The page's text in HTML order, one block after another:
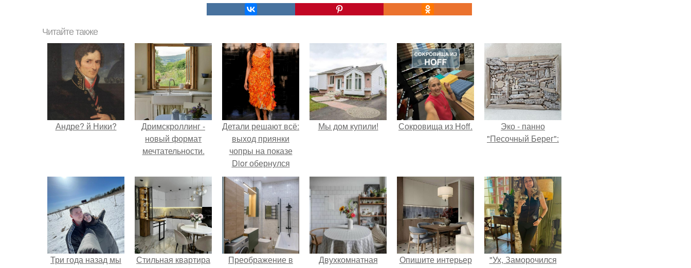
Читайте также
Андре? й Ники?
Дримскроллинг -
новый формат
мечтательности.
Детали решают всё:
выход приянки
чопры на показе
Dior обернулся
шквалом критики
из-за небрежного
пошива.
Мы дом купили! Сокровища из Hoff.
Эко - панно
"Песочный Берег":
Три года назад мы
Стильная квартира
Преображение в
Двухкомнатная
Опишите интерьер
"Ух, Заморочился